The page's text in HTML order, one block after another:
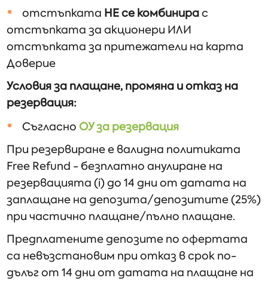
отстъпката НЕ се комбинирас
отстъпката за акционери ИЛИ
отстъпката за притежатели на карта
Доверие
Условия за плащане, промяна и отказ на
резервация:
СъгласноОУ за резервация
При резервиране е валидна политиката
Free Refund - безплатно анулиране на
резервацията (i) до 14 дни от датата на
заплащане на депозита/депозитите (25%)
при частично плащане/пълно плащане.
Предплатените депозите по офертата
са невъзстановим при отказ в срок по-
дълъг от 14 дни от датата на плащане на